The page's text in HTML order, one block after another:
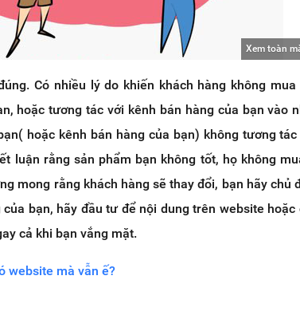
Xem toàn
Có nhiều lý do khiến khách hàng không mua
hoặc tương tác với kênh bán hàng của bạn vào
hoặc kênh bán hàng của bạn) không tương
luận rằng sản phẩm bạn không tốt, họ không
mong rằng khách hàng sẽ thay đổi, bạn hãy chủ
bạn, hãy đầu tư để nội dung trên website hoặc
cả khi bạn vắng mặt.
website mà vẫn ế?